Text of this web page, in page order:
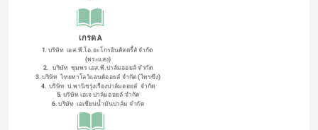
เกรด A
1. บริษัท  เอส.พี.โอ.อะโกรอินดัสตรี้ส์ จํากัด
(พระแสง)
2.   บริษัท  ชุมพร เอส.พี.ปาล์มออยล์ จำกัด
3. บริษัท  ไทยทาโลว์แอนด์ออยล์ จํากัด (ไทรขึง)
4.  บริษัท  ป.พานิชรุ่งเรืองปาล์มออยล์  จํากัด
5. บริษัท เอเจ ปาล์มออยล์ จำกัด
6. บริษัท  เอเชียนน้ำมันปาล์ม จำกัด